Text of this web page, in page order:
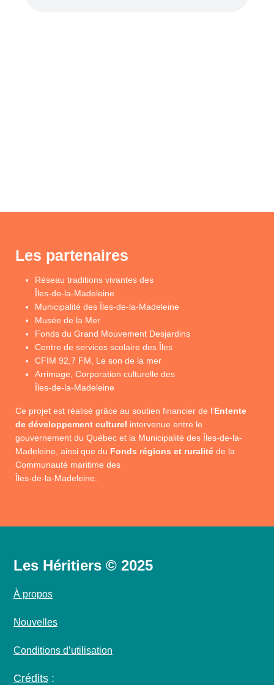
Les partenaires
Réseau traditions vivantes des
Îles-de-la-Madeleine
Municipalité des Îles-de-la-Madeleine
Musée de la Mer
Fonds du Grand Mouvement Desjardins
Centre de services scolaire des Îles
CFIM 92,7 FM, Le son de la mer
Arrimage, Corporation culturelle des
Îles-de-la-Madeleine
Ce projet est réalisé grâce au soutien financier de l’Entente
de développement culturel intervenue entre le
gouvernement du Québec et la Municipalité des Îles-de-la-
Madeleine, ainsi que du Fonds régions et ruralité de la
Communauté maritime des
Îles-de-la-Madeleine.
Les Héritiers © 2025
À propos
Nouvelles
Conditions d’utilisation
Crédits :